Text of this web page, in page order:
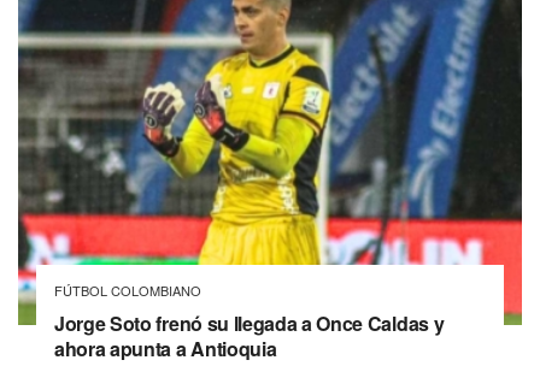
FÚTBOL COLOMBIANO
Jorge Soto frenó su llegada a Once Caldas y
ahora apunta a Antioquia